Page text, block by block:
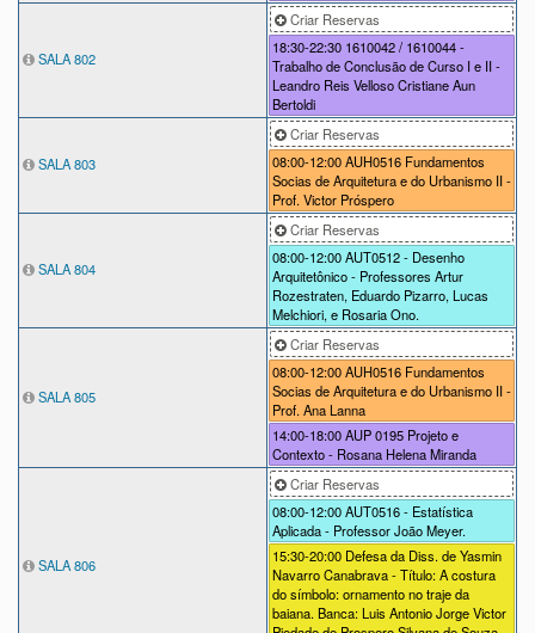
SALA 802
Criar Reservas
18:30-22:30 1610042 / 1610044 -
Trabalho de Conclusão de Curso I e II -
Leandro Reis Velloso Cristiane Aun
Bertoldi
SALA 803
Criar Reservas
08:00-12:00AUH0516 Fundamentos
Socias de Arquitetura e do Urbanismo II -
Prof. Victor Próspero
SALA 804
Criar Reservas
08:00-12:00AUT0512 - Desenho
Arquitetônico - Professores Artur
Rozestraten, Eduardo Pizarro, Lucas
Melchiori, e Rosaria Ono.
SALA 805
Criar Reservas
08:00-12:00AUH0516 Fundamentos
Socias de Arquitetura e do Urbanismo II -
Prof. Ana Lanna
14:00-18:00AUP 0195 Projeto e
Contexto - Rosana Helena Miranda
SALA 806
Criar Reservas
08:00-12:00AUT0516 - Estatística
Aplicada - Professor João Meyer.
15:30-20:00 Defesa da Diss. de Yasmin
Navarro Canabrava - Título: A costura
do símbolo: ornamento no traje da
baiana. Banca: Luis Antonio Jorge Victor